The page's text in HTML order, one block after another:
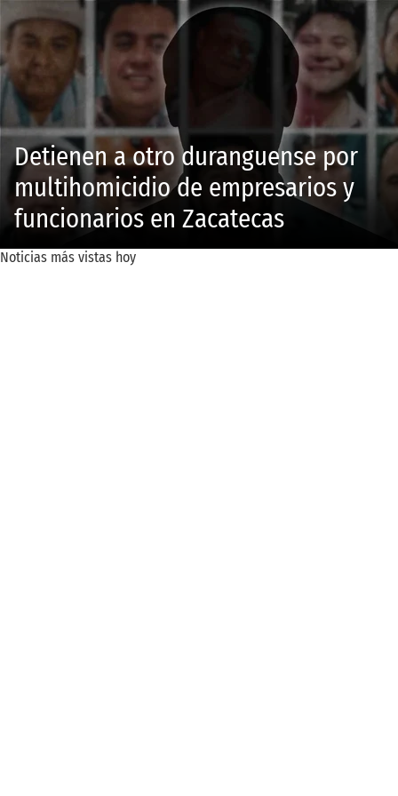
Detienen a otro duranguense por
multihomicidio de empresarios y
funcionarios en Zacatecas
Noticias más vistas hoy